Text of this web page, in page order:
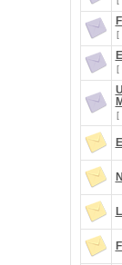
[
[
[